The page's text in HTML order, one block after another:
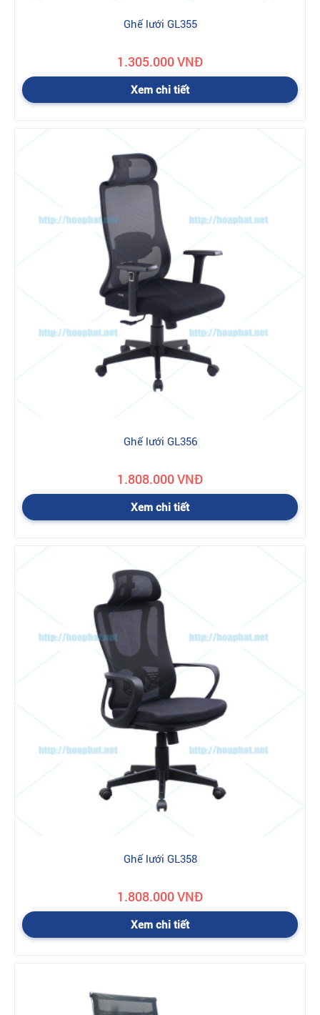
Ghế lưới GL355
1.305.000 VNĐ
Xem chi tiết
Ghế lưới GL356
1.808.000 VNĐ
Xem chi tiết
Ghế lưới GL358
1.808.000 VNĐ
Xem chi tiết